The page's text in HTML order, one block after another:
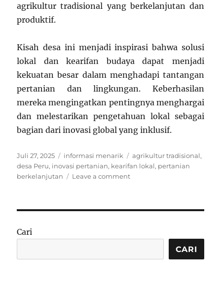
agrikultur tradisional yang berkelanjutan dan
produktif.
Kisah desa ini menjadi inspirasi bahwa solusi
lokal dan kearifan budaya dapat menjadi
kekuatan besar dalam menghadapi tantangan
pertanian dan lingkungan. Keberhasilan
mereka mengingatkan pentingnya menghargai
dan melestarikan pengetahuan lokal sebagai
bagian dari inovasi global yang inklusif.
Posted
on
Juli 27, 2025 Categories
informasi menarik Tags
agrikultur tradisional,
desa Peru, inovasi pertanian, kearifan lokal, pertanian
berkelanjutan
Leave a commenton
tapi
Jadi
Cari
CARI